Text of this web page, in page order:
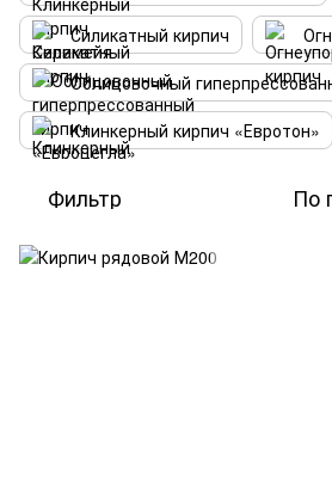
Силикатный кирпич
Клинкерный кирпич «Евротон»
Фильтр По